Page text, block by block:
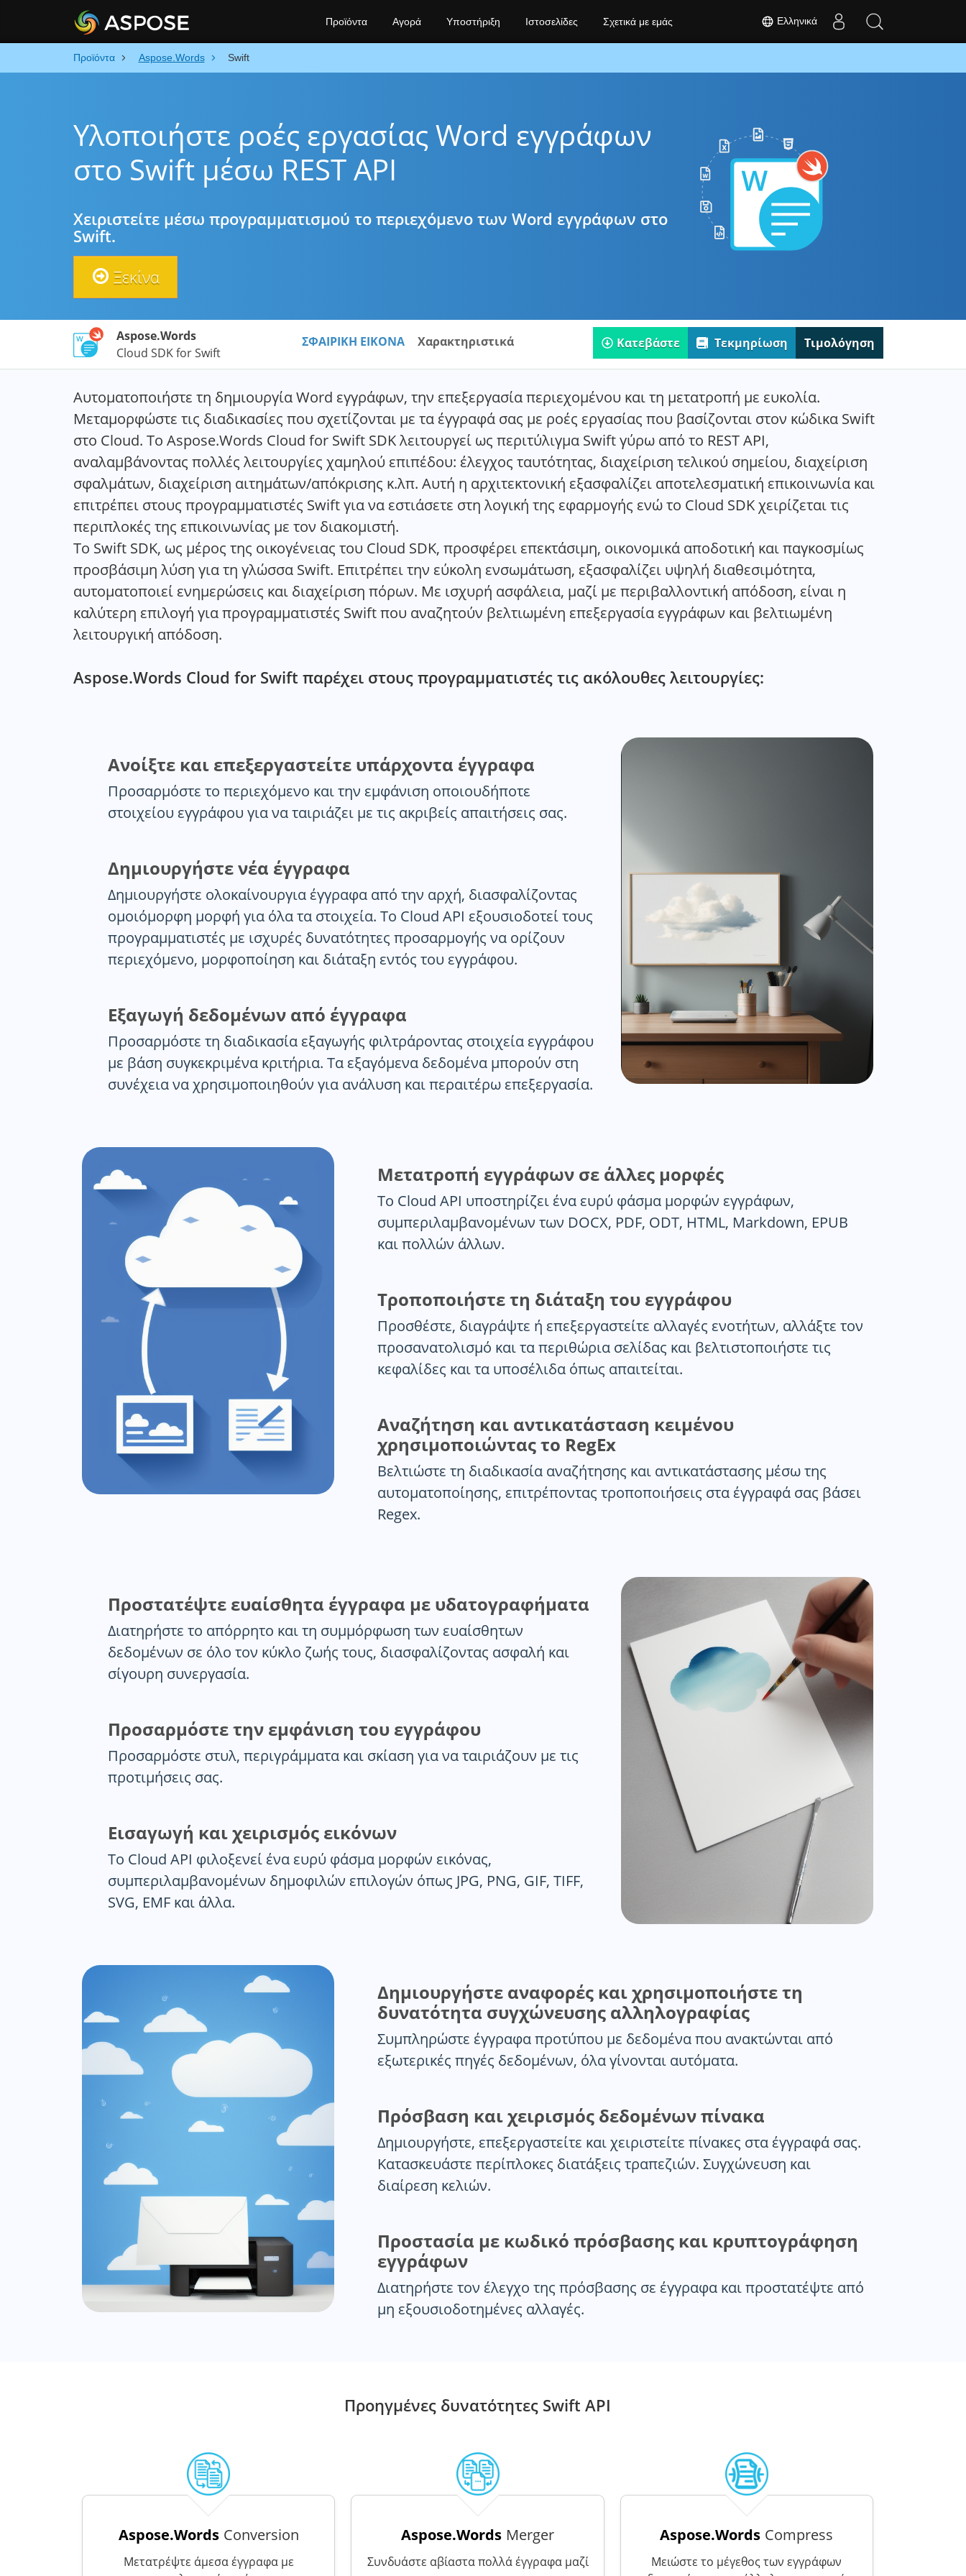
Προϊόντα Aspose.Words Swift
Υλοποιήστε ροές εργασίας Word εγγράφων
στο Swift μέσω REST API
Χειριστείτε μέσω προγραμματισμού το περιεχόμενο των Word εγγράφων στο
Swift.
Ξεκίνα
Aspose.Words
Cloud SDK for Swift
ΣΦΑΙΡΙΚΗ ΕΙΚΟΝΑ Χαρακτηριστικά Κατεβάστε Τεκμηρίωση Τιμολόγηση
Αυτοματοποιήστε τη δημιουργία Word εγγράφων, την επεξεργασία περιεχομένου και τη μετατροπή με ευκολία.
Μεταμορφώστε τις διαδικασίες που σχετίζονται με τα έγγραφά σας με ροές εργασίας που βασίζονται στον κώδικα Swift
στο Cloud. Το Aspose.Words Cloud for Swift SDK λειτουργεί ως περιτύλιγμα Swift γύρω από το REST API,
αναλαμβάνοντας πολλές λειτουργίες χαμηλού επιπέδου: έλεγχος ταυτότητας, διαχείριση τελικού σημείου, διαχείριση
σφαλμάτων, διαχείριση αιτημάτων/απόκρισης κ.λπ. Αυτή η αρχιτεκτονική εξασφαλίζει αποτελεσματική επικοινωνία και
επιτρέπει στους προγραμματιστές Swift για να εστιάσετε στη λογική της εφαρμογής ενώ το Cloud SDK χειρίζεται τις
περιπλοκές της επικοινωνίας με τον διακομιστή.
Το Swift SDK, ως μέρος της οικογένειας του Cloud SDK, προσφέρει επεκτάσιμη, οικονομικά αποδοτική και παγκοσμίως
προσβάσιμη λύση για τη γλώσσα Swift. Επιτρέπει την εύκολη ενσωμάτωση, εξασφαλίζει υψηλή διαθεσιμότητα,
αυτοματοποιεί ενημερώσεις και διαχείριση πόρων. Με ισχυρή ασφάλεια, μαζί με περιβαλλοντική απόδοση, είναι η
καλύτερη επιλογή για προγραμματιστές Swift που αναζητούν βελτιωμένη επεξεργασία εγγράφων και βελτιωμένη
λειτουργική απόδοση.
Aspose.Words Cloud for Swift παρέχει στους προγραμματιστές τις ακόλουθες λειτουργίες:
Ανοίξτε και επεξεργαστείτε υπάρχοντα έγγραφα
Προσαρμόστε το περιεχόμενο και την εμφάνιση οποιουδήποτε
στοιχείου εγγράφου για να ταιριάζει με τις ακριβείς απαιτήσεις σας.
Δημιουργήστε νέα έγγραφα
Δημιουργήστε ολοκαίνουργια έγγραφα από την αρχή, διασφαλίζοντας
ομοιόμορφη μορφή για όλα τα στοιχεία. Το Cloud API εξουσιοδοτεί τους
προγραμματιστές με ισχυρές δυνατότητες προσαρμογής να ορίζουν
περιεχόμενο, μορφοποίηση και διάταξη εντός του εγγράφου.
Εξαγωγή δεδομένων από έγγραφα
Προσαρμόστε τη διαδικασία εξαγωγής φιλτράροντας στοιχεία εγγράφου
με βάση συγκεκριμένα κριτήρια. Τα εξαγόμενα δεδομένα μπορούν στη
συνέχεια να χρησιμοποιηθούν για ανάλυση και περαιτέρω επεξεργασία.
Μετατροπή εγγράφων σε άλλες μορφές
Το Cloud API υποστηρίζει ένα ευρύ φάσμα μορφών εγγράφων,
συμπεριλαμβανομένων των DOCX, PDF, ODT, HTML, Markdown, EPUB
και πολλών άλλων.
Τροποποιήστε τη διάταξη του εγγράφου
Προσθέστε, διαγράψτε ή επεξεργαστείτε αλλαγές ενοτήτων, αλλάξτε τον
προσανατολισμό και τα περιθώρια σελίδας και βελτιστοποιήστε τις
κεφαλίδες και τα υποσέλιδα όπως απαιτείται.
Αναζήτηση και αντικατάσταση κειμένου
χρησιμοποιώντας το RegEx
Βελτιώστε τη διαδικασία αναζήτησης και αντικατάστασης μέσω της
αυτοματοποίησης, επιτρέποντας τροποποιήσεις στα έγγραφά σας βάσει
Regex.
Προστατέψτε ευαίσθητα έγγραφα με υδατογραφήματα
Διατηρήστε το απόρρητο και τη συμμόρφωση των ευαίσθητων
δεδομένων σε όλο τον κύκλο ζωής τους, διασφαλίζοντας ασφαλή και
σίγουρη συνεργασία.
Προσαρμόστε την εμφάνιση του εγγράφου
Προσαρμόστε στυλ, περιγράμματα και σκίαση για να ταιριάζουν με τις
προτιμήσεις σας.
Εισαγωγή και χειρισμός εικόνων
Το Cloud API φιλοξενεί ένα ευρύ φάσμα μορφών εικόνας,
συμπεριλαμβανομένων δημοφιλών επιλογών όπως JPG, PNG, GIF, TIFF,
SVG, EMF και άλλα.
Δημιουργήστε αναφορές και χρησιμοποιήστε τη
δυνατότητα συγχώνευσης αλληλογραφίας
Συμπληρώστε έγγραφα προτύπου με δεδομένα που ανακτώνται από
εξωτερικές πηγές δεδομένων, όλα γίνονται αυτόματα.
Πρόσβαση και χειρισμός δεδομένων πίνακα
Δημιουργήστε, επεξεργαστείτε και χειριστείτε πίνακες στα έγγραφά σας.
Κατασκευάστε περίπλοκες διατάξεις τραπεζιών. Συγχώνευση και
διαίρεση κελιών.
Προστασία με κωδικό πρόσβασης και κρυπτογράφηση
εγγράφων
Διατηρήστε τον έλεγχο της πρόσβασης σε έγγραφα και προστατέψτε από
μη εξουσιοδοτημένες αλλαγές.
Προηγμένες δυνατότητες Swift API
Aspose.Words Conversion
Μετατρέψτε άμεσα έγγραφα με
Aspose.Words Merger
Συνδυάστε αβίαστα πολλά έγγραφα μαζί
Aspose.Words Compress
Μειώστε το μέγεθος των εγγράφων
Ελληνικά
Προϊόντα Αγορά Υποστήριξη Ιστοσελίδες Σχετικά με εμάς